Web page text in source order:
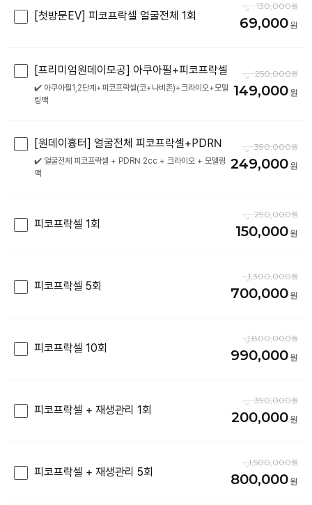
[첫방문EV] 피코프락셀 얼굴전체 1회
130,000
69,000
[프리미엄원데이모공] 아쿠아필+피코프락셀
✔️ 아쿠아필1,2단계+피코프락셀(코+나비존)+크라이오+모델
링팩
250,000
149,000
[원데이흉터] 얼굴전체 피코프락셀+PDRN
✔️ 얼굴전체 피코프락셀 + PDRN 2cc + 크라이오 + 모델링
팩
390,000
249,000
피코프락셀 1회
290,000
150,000
피코프락셀 5회
1,300,000
700,000
피코프락셀 10회
1,800,000
990,000
피코프락셀 + 재생관리 1회
390,000
200,000
피코프락셀 + 재생관리 5회
1,500,000
800,000